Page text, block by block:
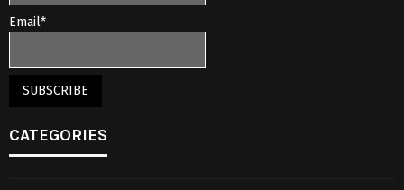
Email*
CATEGORIES